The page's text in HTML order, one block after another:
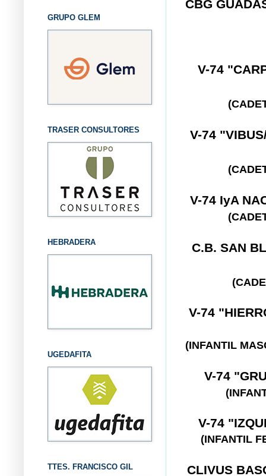
CBG
V-74
V-74
V-74 IyA
C.B. SAN
V-74
(INFANTIL
V-74
V-74
(INFANTIL
CLIVUS
GRUPO GLEM
TRASER CONSULTORES
HEBRADERA
UGEDAFITA
TTES. FRANCISCO GIL